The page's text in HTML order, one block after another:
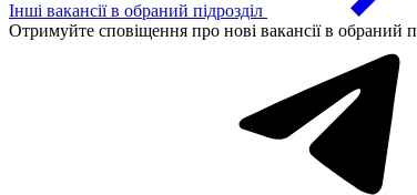
Інші вакансії в обраний підрозділ
Отримуйте сповіщення про нові вакансії в обраний